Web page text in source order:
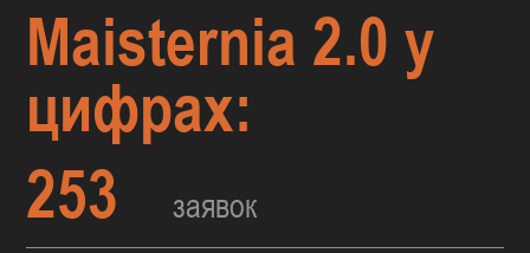
Maisternia 2.0 у
цифрах:
253
заявок